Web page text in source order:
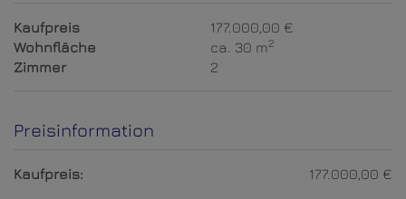
Kaufpreis
177.000,00 €
Wohnfläche
ca. 30 m2
Zimmer 2
Preisinformation
Kaufpreis: 177.000,00 €